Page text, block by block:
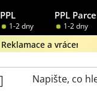
PPL PPL
1-2 dny 1-2 dny
Reklamace a vrácení